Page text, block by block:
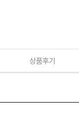
상품후기